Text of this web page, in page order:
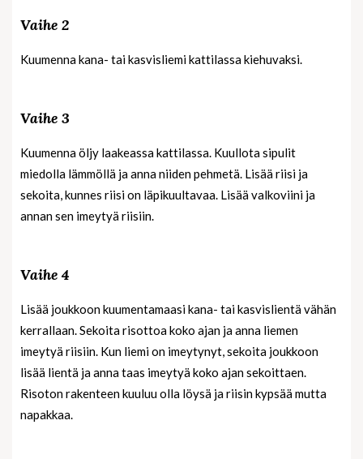
Vaihe 2
Kuumenna kana- tai kasvisliemi kattilassa kiehuvaksi.
Vaihe 3
Kuumenna öljy laakeassa kattilassa. Kuullota sipulit
miedolla lämmöllä ja anna niiden pehmetä. Lisää riisi ja
sekoita, kunnes riisi on läpikuultavaa. Lisää valkoviini ja
annan sen imeytyä riisiin.
Vaihe 4
Lisää joukkoon kuumentamaasi kana- tai kasvislientä vähän
kerrallaan. Sekoita risottoa koko ajan ja anna liemen
imeytyä riisiin. Kun liemi on imeytynyt, sekoita joukkoon
lisää lientä ja anna taas imeytyä koko ajan sekoittaen.
Risoton rakenteen kuuluu olla löysä ja riisin kypsää mutta
napakkaa.